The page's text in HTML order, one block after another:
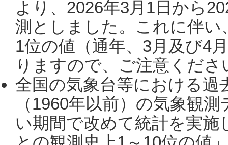
より、2026年3月1日から
測としました。これに伴い
1位の値（通年、3月及び4
りますので、ご注意くだ
全国の気象台等における過
（1960年以前）の気象観
い期間で改めて統計を実